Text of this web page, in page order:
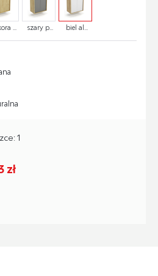
... szary p... biel al...
zł
1